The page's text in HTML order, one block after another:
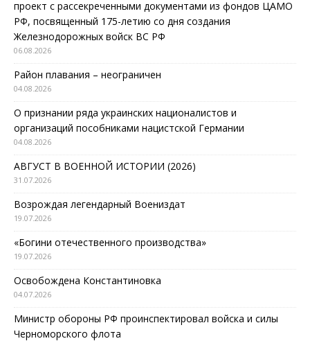
проект с рассекреченными документами из фондов ЦАМО
РФ, посвященный 175-летию со дня создания
Железнодорожных войск ВС РФ
06.08.2026
Район плавания – неограничен
04.08.2026
О признании ряда украинских националистов и
организаций пособниками нацистской Германии
04.08.2026
АВГУСТ В ВОЕННОЙ ИСТОРИИ (2026)
31.07.2026
Возрождая легендарный Воениздат
19.07.2026
«Богини отечественного производства»
19.07.2026
Освобождена Константиновка
04.07.2026
Министр обороны РФ проинспектировал войска и силы
Черноморского флота